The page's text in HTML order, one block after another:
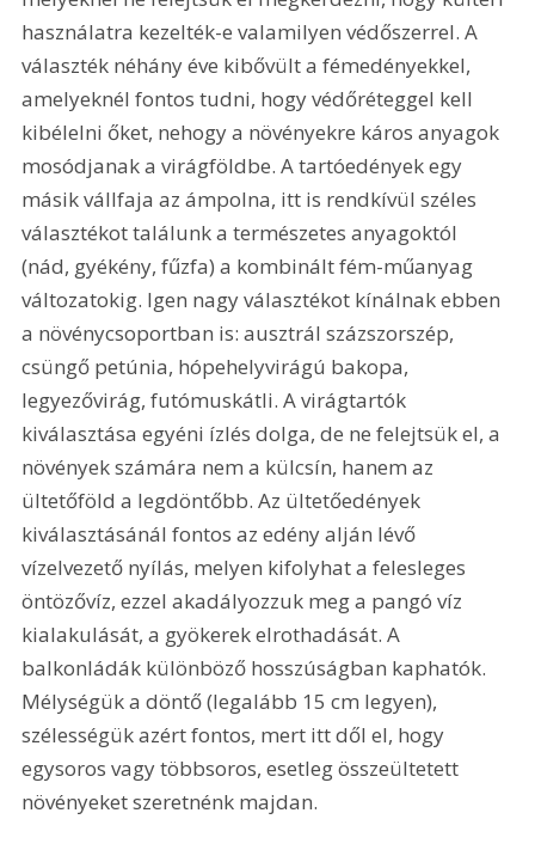
használatra kezelték-e valamilyen védőszerrel. A
választék néhány éve kibővült a fémedényekkel,
amelyeknél fontos tudni, hogy védőréteggel kell
kibélelni őket, nehogy a növényekre káros anyagok
mosódjanak a virágföldbe. A tartóedények egy
másik vállfaja az ámpolna, itt is rendkívül széles
választékot találunk a természetes anyagoktól
(nád, gyékény, fűzfa) a kombinált fém-műanyag
változatokig. Igen nagy választékot kínálnak ebben
a növénycsoportban is: ausztrál százszorszép,
csüngő petúnia, hópehelyvirágú bakopa,
legyezővirág, futómuskátli. A virágtartók
kiválasztása egyéni ízlés dolga, de ne felejtsük el, a
növények számára nem a külcsín, hanem az
ültetőföld a legdöntőbb. Az ültetőedények
kiválasztásánál fontos az edény alján lévő
vízelvezető nyílás, melyen kifolyhat a felesleges
öntözővíz, ezzel akadályozzuk meg a pangó víz
kialakulását, a gyökerek elrothadását. A
balkonládák különböző hosszúságban kaphatók.
Mélységük a döntő (legalább 15 cm legyen),
szélességük azért fontos, mert itt dől el, hogy
egysoros vagy többsoros, esetleg összeültetett
növényeket szeretnénk majdan.